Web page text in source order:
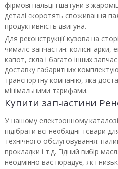
фірмові пальці і шатуни з
деталі скоротять споживання
продуктивність двигуна.
Для реконструкції кузова на
чимало запчастин: колісні
капот, скла і багато інших
доставку габаритних
транспортну компанію, яка
мінімальними тарифами.
Купити запчастини
У нашому електронному
підібрати всі необхідні товари
технічного обслуговування:
прокладки і т.д. Гідний вибір
неодмінно вас порадує, як і